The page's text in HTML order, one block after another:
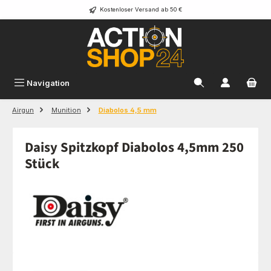
Zum Hauptinhalt springen Kostenloser Versand ab 50 €
Navigation
Airgun Munition Diabolos 4,5 mm
Daisy Spitzkopf Diabolos 4,5mm 250
Stück